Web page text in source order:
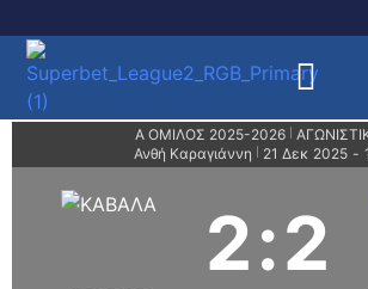
Α ΟΜΙΛΟΣ 2025-2026
Ανθή Καραγιάννη
21 Δεκ 2025 -
2:2